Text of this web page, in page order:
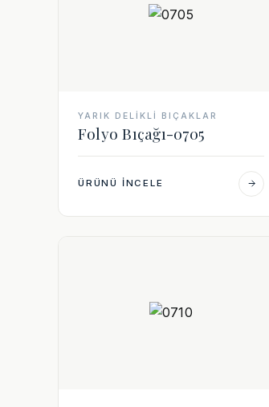
YARIK DELIKLI BIÇAKLAR
Folyo Bıçağı-0705
ÜRÜNÜ İNCELE